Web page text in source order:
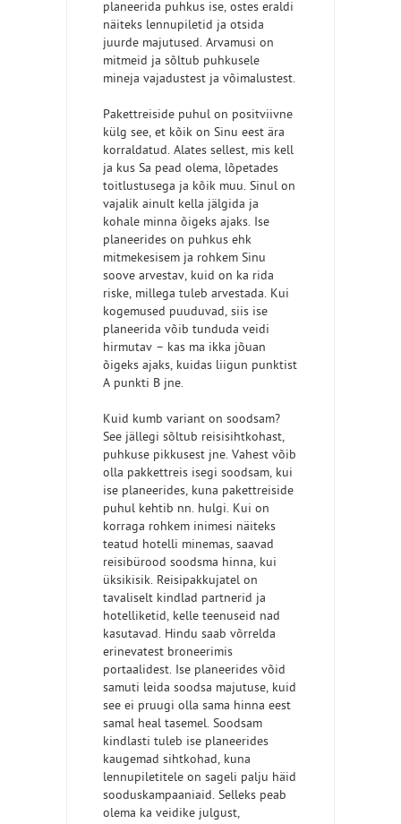
planeerida puhkus ise, ostes eraldi
näiteks lennupiletid ja otsida
juurde majutused. Arvamusi on
mitmeid ja sõltub puhkusele
mineja vajadustest ja võimalustest.
Pakettreiside puhul on positviivne
külg see, et kõik on Sinu eest ära
korraldatud. Alates sellest, mis kell
ja kus Sa pead olema, lõpetades
toitlustusega ja kõik muu. Sinul on
vajalik ainult kella jälgida ja
kohale minna õigeks ajaks. Ise
planeerides on puhkus ehk
mitmekesisem ja rohkem Sinu
soove arvestav, kuid on ka rida
riske, millega tuleb arvestada. Kui
kogemused puuduvad, siis ise
planeerida võib tunduda veidi
hirmutav – kas ma ikka jõuan
õigeks ajaks, kuidas liigun punktist
A punkti B jne.
Kuid kumb variant on soodsam?
See jällegi sõltub reisisihtkohast,
puhkuse pikkusest jne. Vahest võib
olla pakkettreis isegi soodsam, kui
ise planeerides, kuna pakettreiside
puhul kehtib nn. hulgi. Kui on
korraga rohkem inimesi näiteks
teatud hotelli minemas, saavad
reisibürood soodsma hinna, kui
üksikisik. Reisipakkujatel on
tavaliselt kindlad partnerid ja
hotelliketid, kelle teenuseid nad
kasutavad. Hindu saab võrrelda
erinevatest broneerimis
portaalidest. Ise planeerides võid
samuti leida soodsa majutuse, kuid
see ei pruugi olla sama hinna eest
samal heal tasemel. Soodsam
kindlasti tuleb ise planeerides
kaugemad sihtkohad, kuna
lennupiletitele on sageli palju häid
sooduskampaaniaid. Selleks peab
olema ka veidike julgust,